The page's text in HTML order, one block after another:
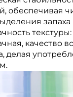
обеспечивая
запаха
качество
делая